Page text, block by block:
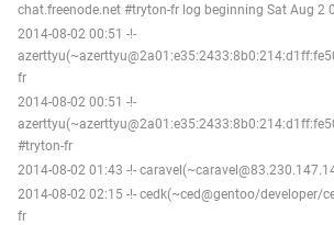
chat.freenode.net #tryton-fr log beginning Sat Aug 2
2014-08-02 00:51 -!-
fr
2014-08-02 00:51 -!-
#tryton-fr
2014-08-02 01:43 -!-
2014-08-02 02:15 -!- cedk(~ced@gentoo/developer/
fr